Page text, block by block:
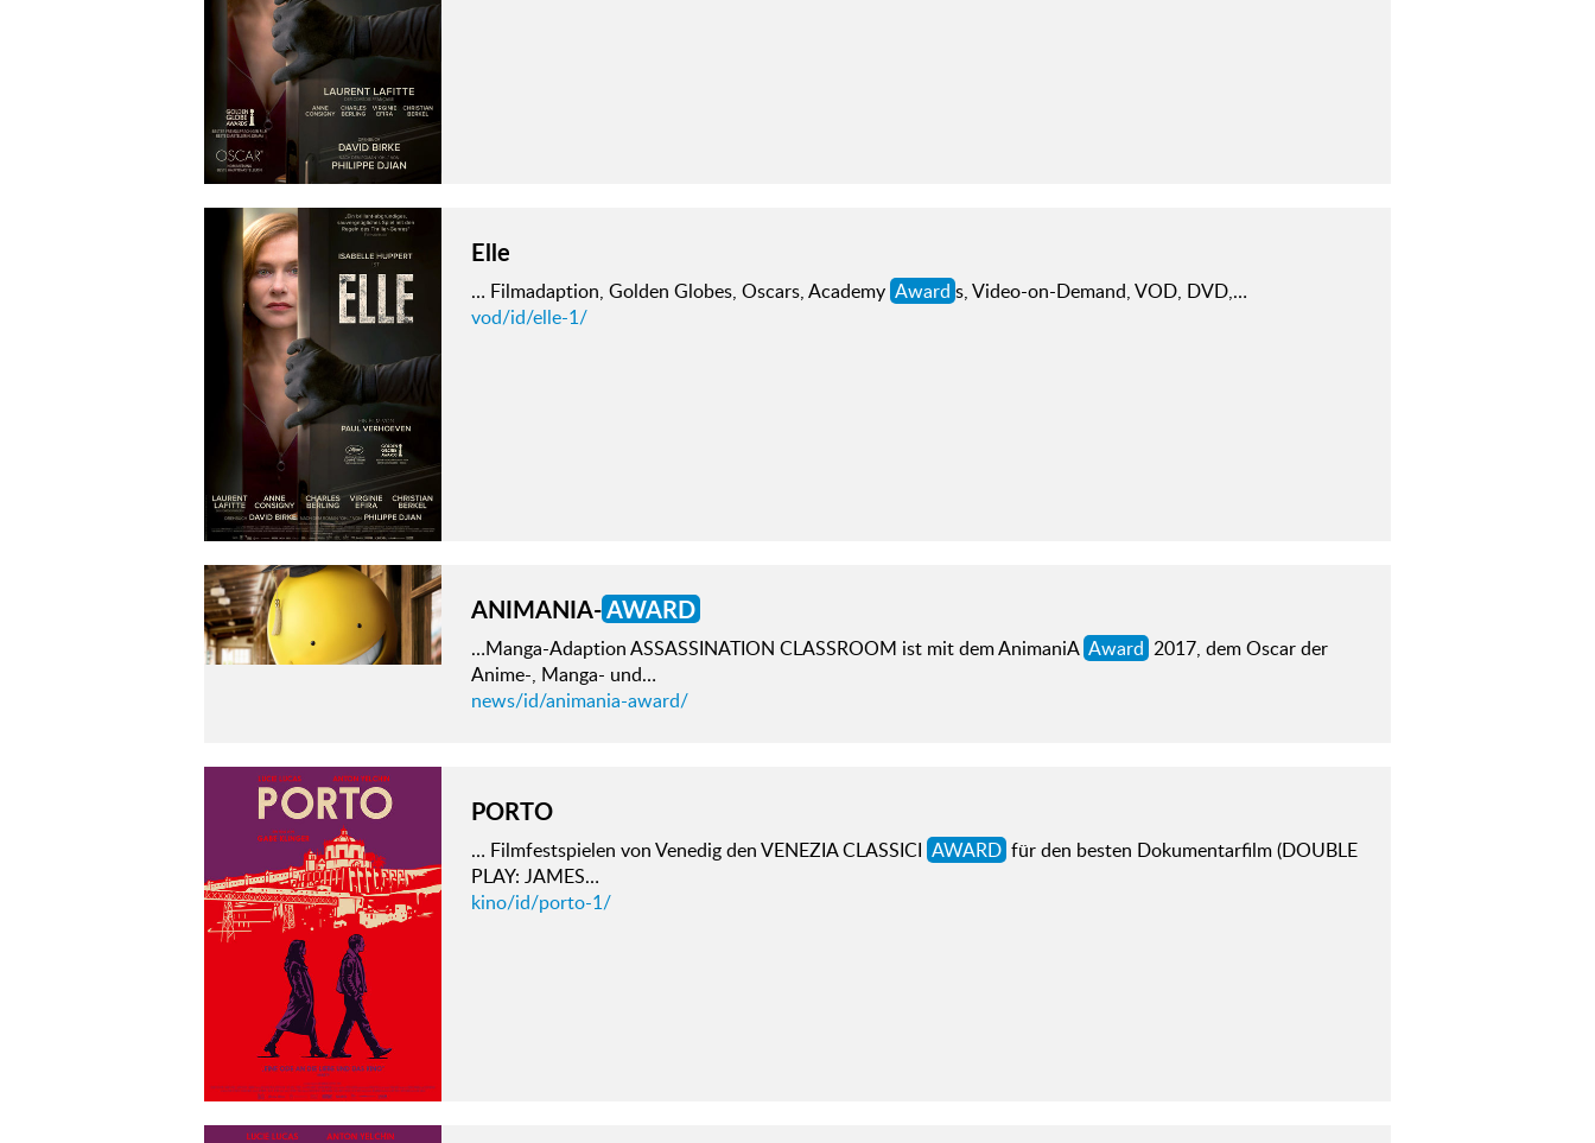
Elle
… Filmadaption, Golden Globes, Oscars, Academy Award s, Video-on-Demand, VOD, DVD,…
vod/id/elle-1/
ANIMANIA-AWARD
…Manga-Adaption ASSASSINATION CLASSROOM ist mit dem AnimaniA Award 2017, dem Oscar der
Anime-, Manga- und…
news/id/animania-award/
PORTO
… Filmfestspielen von Venedig den VENEZIA CLASSICI AWARD für den besten Dokumentarfilm (DOUBLE
PLAY: JAMES…
kino/id/porto-1/